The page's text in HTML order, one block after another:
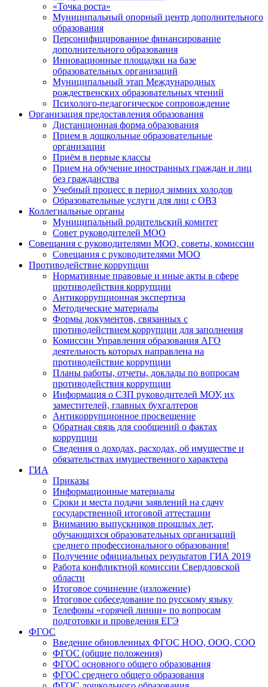
«Точка роста»
Муниципальный опорный центр дополнительного
образования
Персонифицированное финансирование
дополнительного образования
Инновационные площадки на базе
образовательных организаций
Муниципальный этап Международных
рождественских образовательных чтений
Психолого-педагогическое сопровождение
Организация предоставления образования
Дистанционная форма образования
Прием в дошкольные образовательные
организации
Приём в первые классы
Прием на обучение иностранных граждан и лиц
без гражданства
Учебный процесс в период зимних холодов
Образовательные услуги для лиц с ОВЗ
Коллегиальные органы
Муниципальный родительский комитет
Совет руководителей МОО
Совещания с руководителями МОО, советы, комиссии
Совещания с руководителями МОО
Противодействие коррупции
Нормативные правовые и иные акты в сфере
противодействия коррупции
Антикоррупционная экспертиза
Методические материалы
Формы документов, связанных с
противодействием коррупции для заполнения
Комиссии Управления образования АГО
деятельность которых направлена на
противодействие коррупции
Планы работы, отчеты, доклады по вопросам
противодействия коррупции
Информация о СЗП руководителей МОУ, их
заместителей, главных бухгалтеров
Антикоррупционное просвещение
Обратная связь для сообщений о фактах
коррупции
Сведения о доходах, расходах, об имуществе и
обязательствах имущественного характера
ГИА
Приказы
Информационные материалы
Сроки и места подачи заявлений на сдачу
государственной итоговой аттестации
Вниманию выпускников прошлых лет,
обучающихся образовательных организаций
среднего профессионального образования!
Получение официальных результатов ГИА 2019
Работа конфликтной комиссии Свердловской
области
Итоговое сочинение (изложение)
Итоговое собеседование по русскому языку
Телефоны «горячей линии» по вопросам
подготовки и проведения ЕГЭ
ФГОС
Введение обновленных ФГОС НОО, ООО, СОО
ФГОС (общие положения)
ФГОС основного общего образования
ФГОС среднего общего образования